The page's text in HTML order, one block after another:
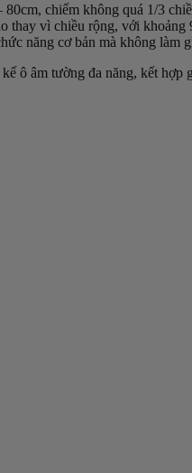
chiếm không quá 1/3
thay vì chiều rộng, với
năng cơ bản mà không làm
ô âm tường đa năng, kết